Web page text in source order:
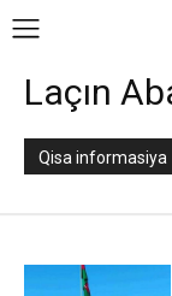
Laçın
Qisa informasiya